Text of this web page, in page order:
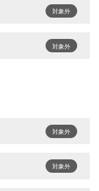
対象外
対象外
対象外
対象外